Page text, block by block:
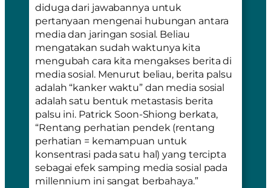
diduga dari jawabannya untuk
pertanyaan mengenai hubungan antara
media dan jaringan sosial. Beliau
mengatakan sudah waktunya kita
mengubah cara kita mengakses berita di
media sosial. Menurut beliau, berita palsu
adalah “kanker waktu” dan media sosial
adalah satu bentuk metastasis berita
palsu ini. Patrick Soon-Shiong berkata,
“Rentang perhatian pendek (rentang
perhatian = kemampuan untuk
konsentrasi pada satu hal) yang tercipta
sebagai efek samping media sosial pada
millennium ini sangat berbahaya.”